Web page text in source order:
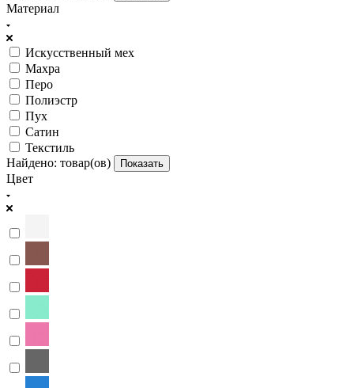
Материал
Искусственный мех
Махра
Перо
Полиэстр
Пух
Сатин
Текстиль
Найдено: товар(ов) Показать
Цвет